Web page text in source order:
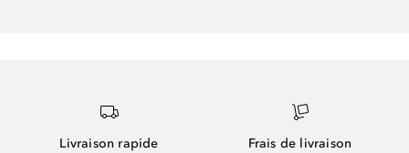
Livraison rapide
Frais de livraison